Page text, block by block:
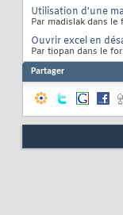
Utilisation d'une
Par madislak dans
Ouvrir excel en
Par tiopan dans le
Partager